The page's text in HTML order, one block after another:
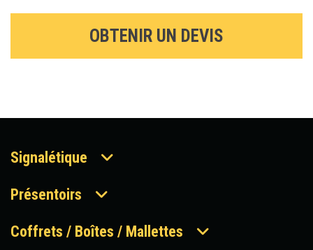
OBTENIR UN DEVIS
Signalétique
Présentoirs
Coffrets / Boîtes / Mallettes